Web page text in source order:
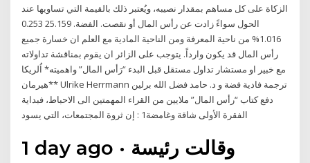
الزكاة على كل مساهم بمقدار نصيبه، ويُعتبر ذلك بالقيمة التي تساويها عند
الحول سواءً زادت عن رأس المال أو نقصت. الفضة. 25.159 0.253
1.016% من ناحية المعرفة ومن الناحية المادية مع العلم ان خسارة جميع
رأس المال قد يكون وارداً. يتوجب على الزائر ان يقوم بمناقشة تداولاته
مع خبير او مستشار تداول مستقل قبل البدء “رَأس المال” واهميته* اُلريكا
هيرمان** Ulrike Herrmann ترجمة فادية فضة و د. حامد فضل الله برلين
دفع كتاب “رأس المال” ملايين من القراء المهمتين الى الاحباط، فبداية
الفقرة الأولى شاقة وغامضة1 : إن ثروة المجتمعات، التي يسود
1 day ago · وقالت رئيسة